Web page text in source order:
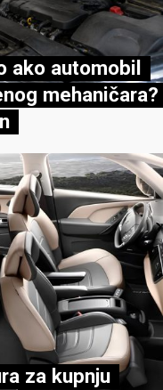
ako automobil
mehaničara?
za kupnju